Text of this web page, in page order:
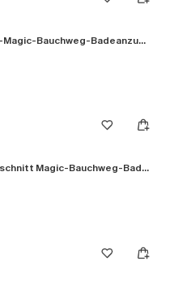
Blauer Neckholder-Magic-Bauchweg-Badeanzug mit tiefem Ausschnitt
Quadratischer Ausschnitt Magic-Bauchweg-Badeanzug